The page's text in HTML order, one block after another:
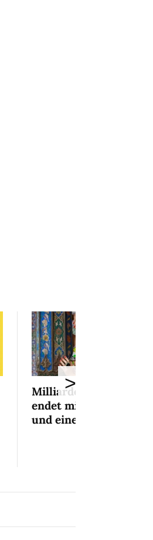
Milliardenaffäre
endet mit Mini-Busse
und einem Bedingten
>